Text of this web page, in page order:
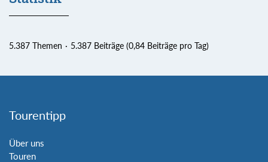
5.387 Themen 5.387 Beiträge (0,84 Beiträge pro Tag)
Tourentipp
Über uns
Touren